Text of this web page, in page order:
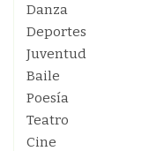
Danza
Deportes
Juventud
Baile
Poesía
Teatro
Cine